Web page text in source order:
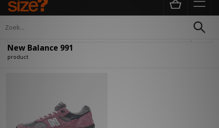
Home New Balance 991
New Balance 991
product